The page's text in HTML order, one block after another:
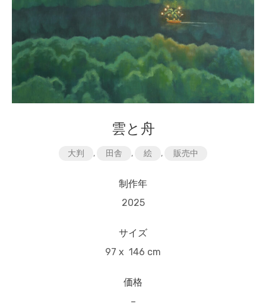
雲と舟
大判 , 田舎 , 絵 , 販売中
制作年
2025
サイズ
97 x 146 cm
価格
–